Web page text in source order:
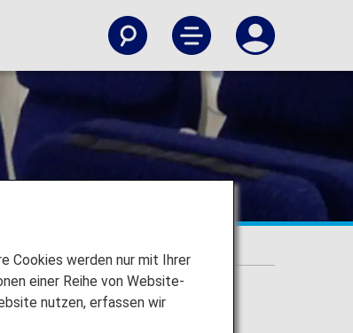
Cookies werden nur mit Ihrer
einer Reihe von Website-
nutzen, erfassen wir